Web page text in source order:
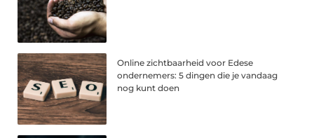
Online zichtbaarheid voor Edese
ondernemers: 5 dingen die je vandaag
nog kunt doen